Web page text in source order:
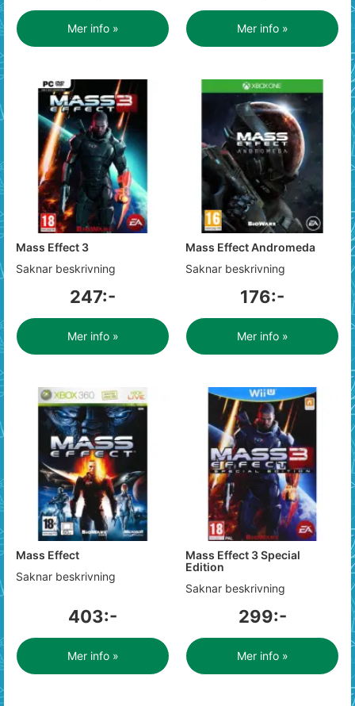
Mer info » Mer info »
Mass Effect 3
Saknar beskrivning
247:-
Mer info »
Mass Effect Andromeda
Saknar beskrivning
176:-
Mer info »
Mass Effect
Saknar beskrivning
403:-
Mer info »
Mass Effect 3 Special
Edition
Saknar beskrivning
299:-
Mer info »